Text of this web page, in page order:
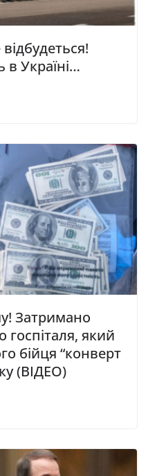
в Україні…
Затримано
який
бійця “конверт
(ВІДЕО)